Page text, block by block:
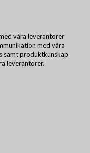
våra leverantörer
med våra
samt produktkunskap
leverantörer.